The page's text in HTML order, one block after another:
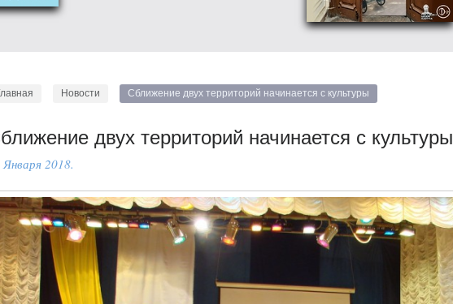
Новости Сближение двух территорий начинается с культуры
двух территорий начинается с культуры
2018.